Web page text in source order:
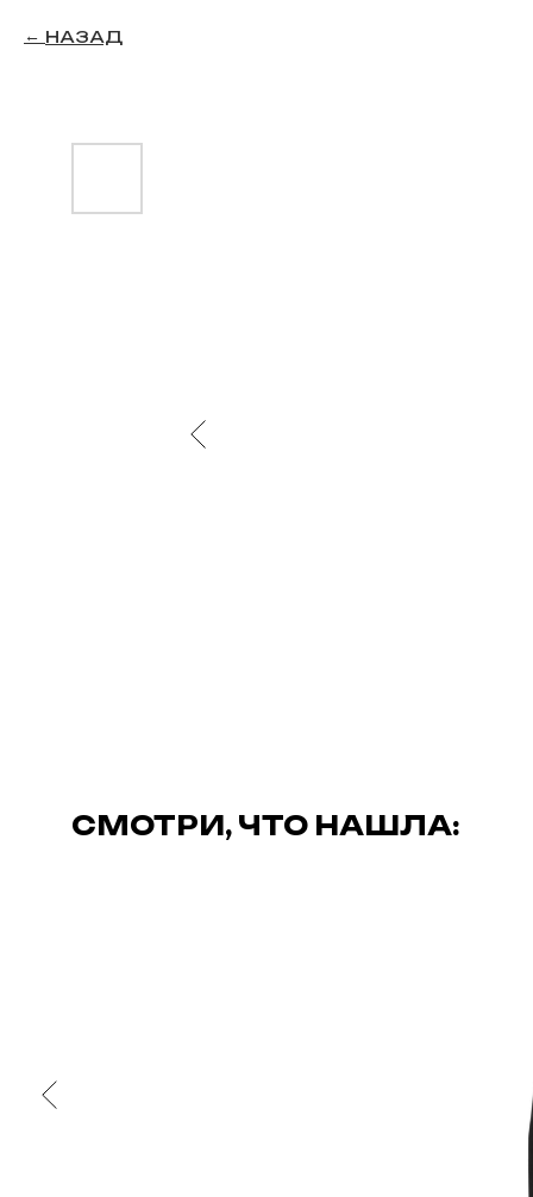
НАЗАД
СМОТРИ, ЧТО НАШЛА: